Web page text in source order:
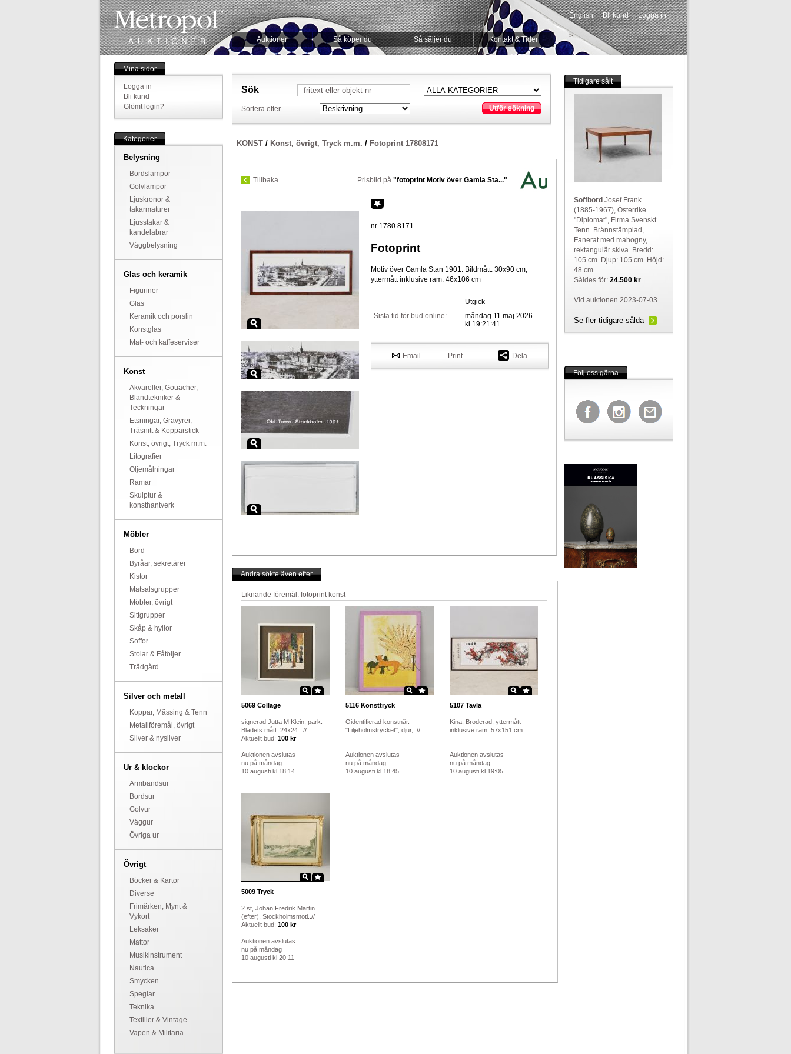
Auktioner Så köper du Så säljer du Kontakt & Tider
English Bli kund Logga in
-->
Mina sidor
Logga in
Bli kund
Glömt login?
Kategorier
Belysning
Bordslampor
Golvlampor
Ljuskronor &
takarmaturer
Ljusstakar &
kandelabrar
Väggbelysning
Glas och keramik
Figuriner
Glas
Keramik och porslin
Konstglas
Mat- och kaffeserviser
Konst
Akvareller, Gouacher,
Blandtekniker &
Teckningar
Etsningar, Gravyrer,
Träsnitt & Kopparstick
Konst, övrigt, Tryck m.m.
Litografier
Oljemålningar
Ramar
Skulptur &
konsthantverk
Möbler
Bord
Byråar, sekretärer
Kistor
Matsalsgrupper
Möbler, övrigt
Sittgrupper
Skåp & hyllor
Soffor
Stolar & Fåtöljer
Trädgård
Silver och metall
Koppar, Mässing & Tenn
Metallföremål, övrigt
Silver & nysilver
Ur & klockor
Armbandsur
Bordsur
Golvur
Väggur
Övriga ur
Övrigt
Böcker & Kartor
Diverse
Frimärken, Mynt &
Vykort
Leksaker
Mattor
Musikinstrument
Nautica
Smycken
Speglar
Teknika
Textilier & Vintage
Vapen & Militaria
Sök
Sortera efter Utför sökning
KONST/ Konst, övrigt, Tryck m.m. / Fotoprint 17808171
Tillbaka Prisbild på "fotoprint Motiv över Gamla Sta..."
nr 1780 8171
Fotoprint
Motiv över Gamla Stan 1901. Bildmått: 30x90 cm,
yttermått inklusive ram: 46x106 cm
Utgick
Sista tid för bud online:
måndag 11 maj 2026
kl 19:21:41
Email Print Dela
Andra sökte även efter
Liknande föremål: fotoprint konst
5069Collage
signerad Jutta M Klein, park.
Bladets mått: 24x24 ..//
Aktuellt bud: 100 kr
Auktionen avslutas
nu på måndag
10 augusti kl 18:14
5116Konsttryck
Oidentifierad konstnär.
"Liljeholmstrycket", djur,..//
Auktionen avslutas
nu på måndag
10 augusti kl 18:45
5107Tavla
Kina, Broderad, yttermått
inklusive ram: 57x151 cm
Auktionen avslutas
nu på måndag
10 augusti kl 19:05
5009Tryck
2 st, Johan Fredrik Martin
(efter), Stockholmsmoti..//
Aktuellt bud: 100 kr
Auktionen avslutas
nu på måndag
10 augusti kl 20:11
Tidigare sålt
Soffbord Josef Frank
(1885-1967), Österrike.
"Diplomat", Firma Svenskt
Tenn. Brännstämplad,
Fanerat med mahogny,
rektangulär skiva. Bredd:
105 cm. Djup: 105 cm. Höjd:
48 cm
Såldes för: 24.500 kr
Vid auktionen 2023-07-03
Se fler tidigare sålda
Följ oss gärna